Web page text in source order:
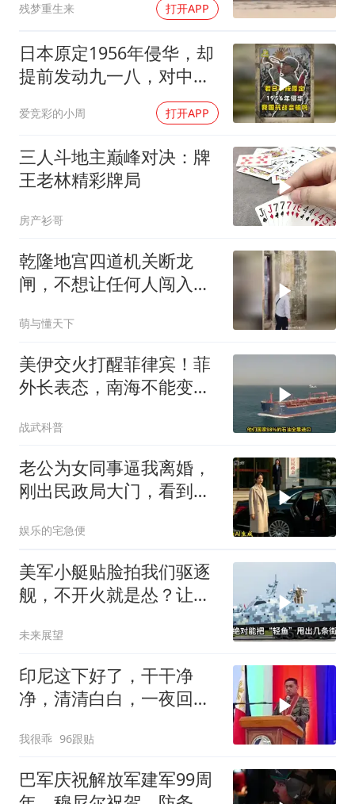
残梦重生来 打开APP
日本原定1956年侵华，却
提前发动九一八，对中国
爱竞彩的小周 打开APP
三人斗地主巅峰对决：牌
王老林精彩牌局
房产衫哥
乾隆地宫四道机关断龙
闸，不想让任何人闯入地
萌与懂天下
美伊交火打醒菲律宾！菲
外长表态，南海不能变成
战武科普
老公为女同事逼我离婚，
刚出民政局大门，看到我
娱乐的宅急便
美军小艇贴脸拍我们驱逐
舰，不开火就是怂？让印
未来展望
印尼这下好了，干干净
净，清清白白，一夜回到
我很乖 96跟贴
巴军庆祝解放军建军99周